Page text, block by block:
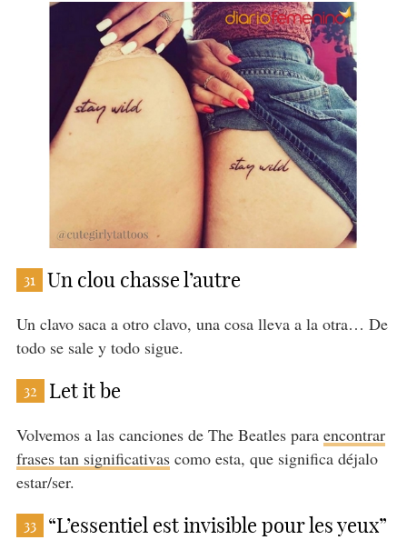
31 Un clou chasse l’autre
Un clavo saca a otro clavo, una cosa lleva a la otra… De
todo se sale y todo sigue.
32 Let it be
Volvemos a las canciones de The Beatles para encontrar
frases tan significativascomo esta, que significa déjalo
estar/ser.
33 “L’essentiel est invisible pour les yeux”